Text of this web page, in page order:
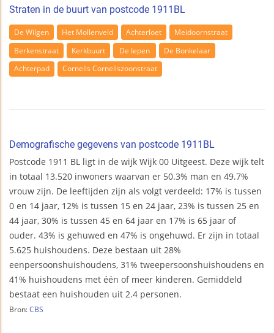
Straten in de buurt van postcode 1911BL
De Wilgen Het Mollenveld Achterloet
Meidoornstraat
Berkenstraat
Kerkbuurt De Iepen
De Bonkelaar
Achterpad
Cornelis Corneliszoonstraat
Demografische gegevens van postcode 1911BL
Postcode 1911 BL ligt in de wijk Wijk 00 Uitgeest. Deze wijk telt
in totaal 13.520 inwoners waarvan er 50.3% man en 49.7%
vrouw zijn. De leeftijden zijn als volgt verdeeld: 17% is tussen
0 en 14 jaar, 12% is tussen 15 en 24 jaar, 23% is tussen 25 en
44 jaar, 30% is tussen 45 en 64 jaar en 17% is 65 jaar of
ouder. 43% is gehuwed en 47% is ongehuwd. Er zijn in totaal
5.625 huishoudens. Deze bestaan uit 28%
eenpersoonshuishoudens, 31% tweepersoonshuishoudens en
41% huishoudens met één of meer kinderen. Gemiddeld
bestaat een huishouden uit 2.4 personen.
Bron: CBS